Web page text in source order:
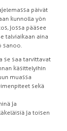
päivät
kunnolla yön
jossa pääsee
talviaikaan aina
sanoo.
se saa tarvittavat
käsittelyihin
muassa
sekä
ja
ja toisen